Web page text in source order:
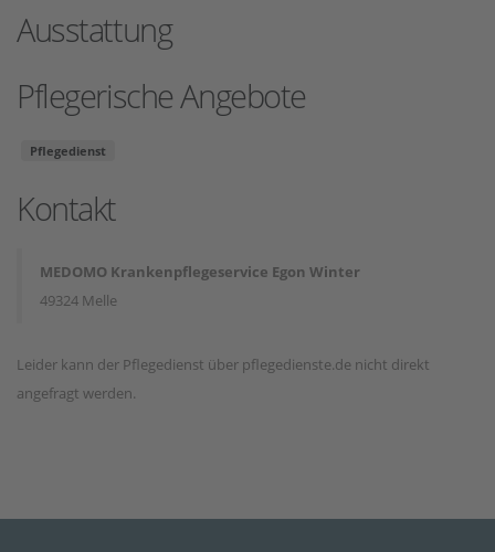
Ausstattung
Pflegerische Angebote
Pflegedienst
Kontakt
MEDOMO Krankenpflegeservice Egon Winter
49324 Melle
Leider kann der Pflegedienst über pflegedienste.de nicht direkt
angefragt werden.